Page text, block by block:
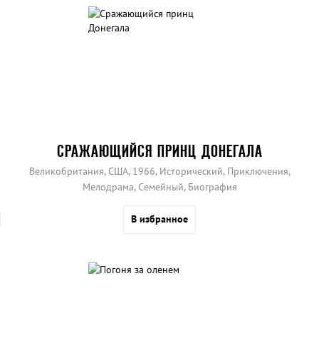
СРАЖАЮЩИЙСЯ ПРИНЦ ДОНЕГАЛА
Великобритания, США, 1966, Исторический, Приключения,
Мелодрама, Семейный, Биография
В избранное